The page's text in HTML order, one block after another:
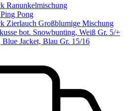
Ranunkelmischung
Pong
Zierlauch Großblumige Mischung
bot. Snowbunting, Weiß Gr. 5/+
Jacket, Blau Gr. 15/16